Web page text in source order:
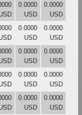
0.0000
USD
0.0000
USD
0.0000
USD
0.0000
USD
0.0000
USD
0.0000
USD
0.0000
USD
0.0000
USD
0.0000
USD
0.0000
USD